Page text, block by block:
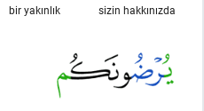
sizin hakkınızda
bir yakınlık